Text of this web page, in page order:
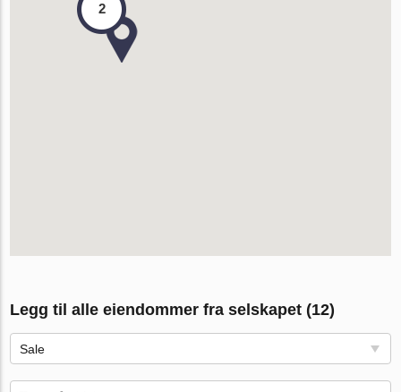
2
Legg til alle eiendommer fra selskapet (12)
Sale